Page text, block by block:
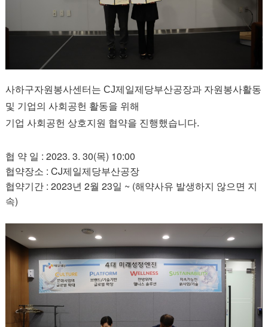
사하구자원봉사센터는 CJ제일제당부산공장과 자원봉사활동
및 기업의 사회공헌 활동을 위해
기업 사회공헌 상호지원 협약을 진행했습니다.
협 약 일 : 2023. 3. 30(목) 10:00
협약장소 : CJ제일제당부산공장
협약기간 : 2023년 2월 23일 ~ (해약사유 발생하지 않으면 지
속)